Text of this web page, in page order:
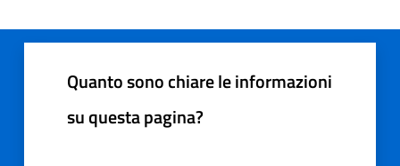
Quanto sono chiare le informazioni
su questa pagina?